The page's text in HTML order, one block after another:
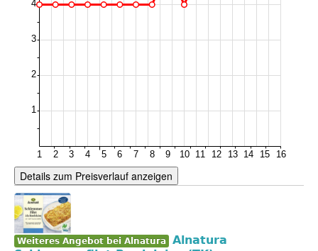
Details zum Preisverlauf anzeigen
Weiteres Angebot bei Alnatura
Alnatura